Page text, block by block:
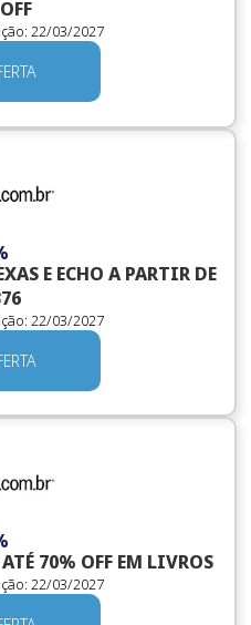
22/03/2027
E ECHO A PARTIR DE
22/03/2027
70% OFF EM LIVROS
22/03/2027